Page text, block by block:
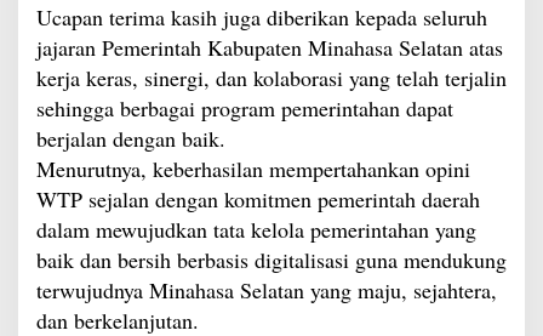
Ucapan terima kasih juga diberikan kepada seluruh
jajaran Pemerintah Kabupaten Minahasa Selatan atas
kerja keras, sinergi, dan kolaborasi yang telah terjalin
sehingga berbagai program pemerintahan dapat
berjalan dengan baik.
Menurutnya, keberhasilan mempertahankan opini
WTP sejalan dengan komitmen pemerintah daerah
dalam mewujudkan tata kelola pemerintahan yang
baik dan bersih berbasis digitalisasi guna mendukung
terwujudnya Minahasa Selatan yang maju, sejahtera,
dan berkelanjutan.